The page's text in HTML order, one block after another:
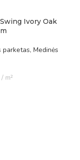
Swing Ivory Oak
parketas, Medinės
m²